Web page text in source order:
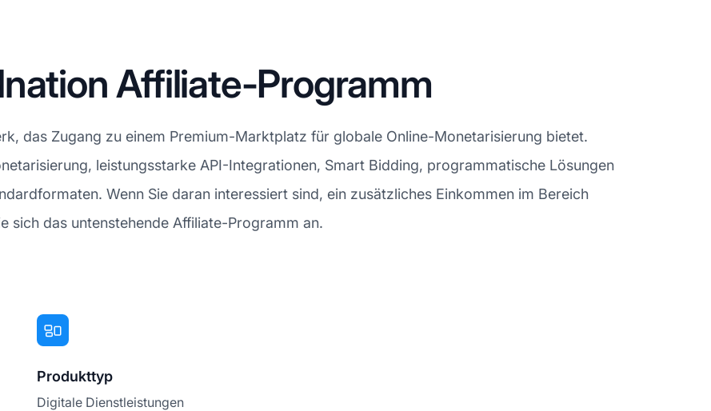
Affiliate-Programm
das Zugang zu einem Premium-Marktplatz für globale Online-Monetarisierung bietet.
leistungsstarke API-Integrationen, Smart Bidding, programmatische Lösungen
Wenn Sie daran interessiert sind, ein zusätzliches Einkommen im Bereich
sich das untenstehende Affiliate-Programm an.
Produkttyp
Digitale Dienstleistungen